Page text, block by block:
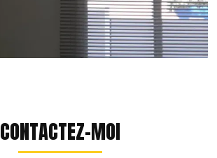
CONTACTEZ-MOI